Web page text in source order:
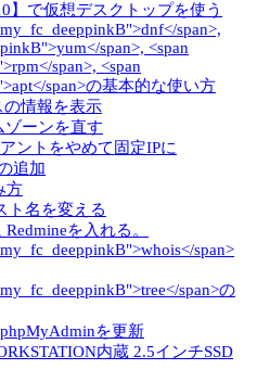
】で仮想デスクトップを使う
span>,
span>, <span
span>, <span
span>の基本的な使い方
の情報を表示
ゾーンを直す
ントをやめて固定IPに
追加
方
ト名を変える
を入れる。
span>
span>の
を更新
内蔵 2.5インチSSD